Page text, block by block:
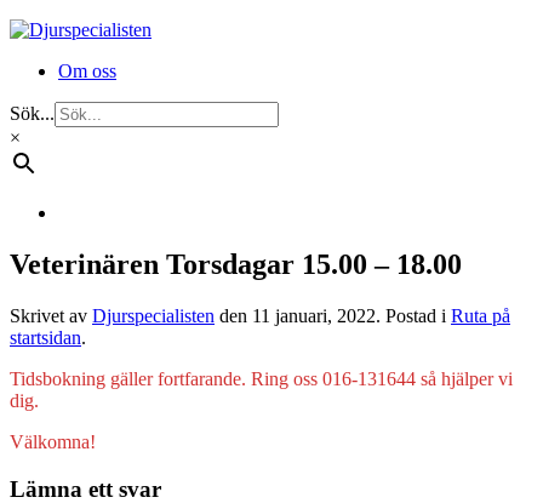
Om oss
Sök...
×
Veterinären Torsdagar 15.00 – 18.00
Skrivet av Djurspecialisten den 11 januari, 2022. Postad i Ruta på
startsidan.
Tidsbokning gäller fortfarande. Ring oss 016-131644 så hjälper vi
dig.
Välkomna!
Lämna ett svar